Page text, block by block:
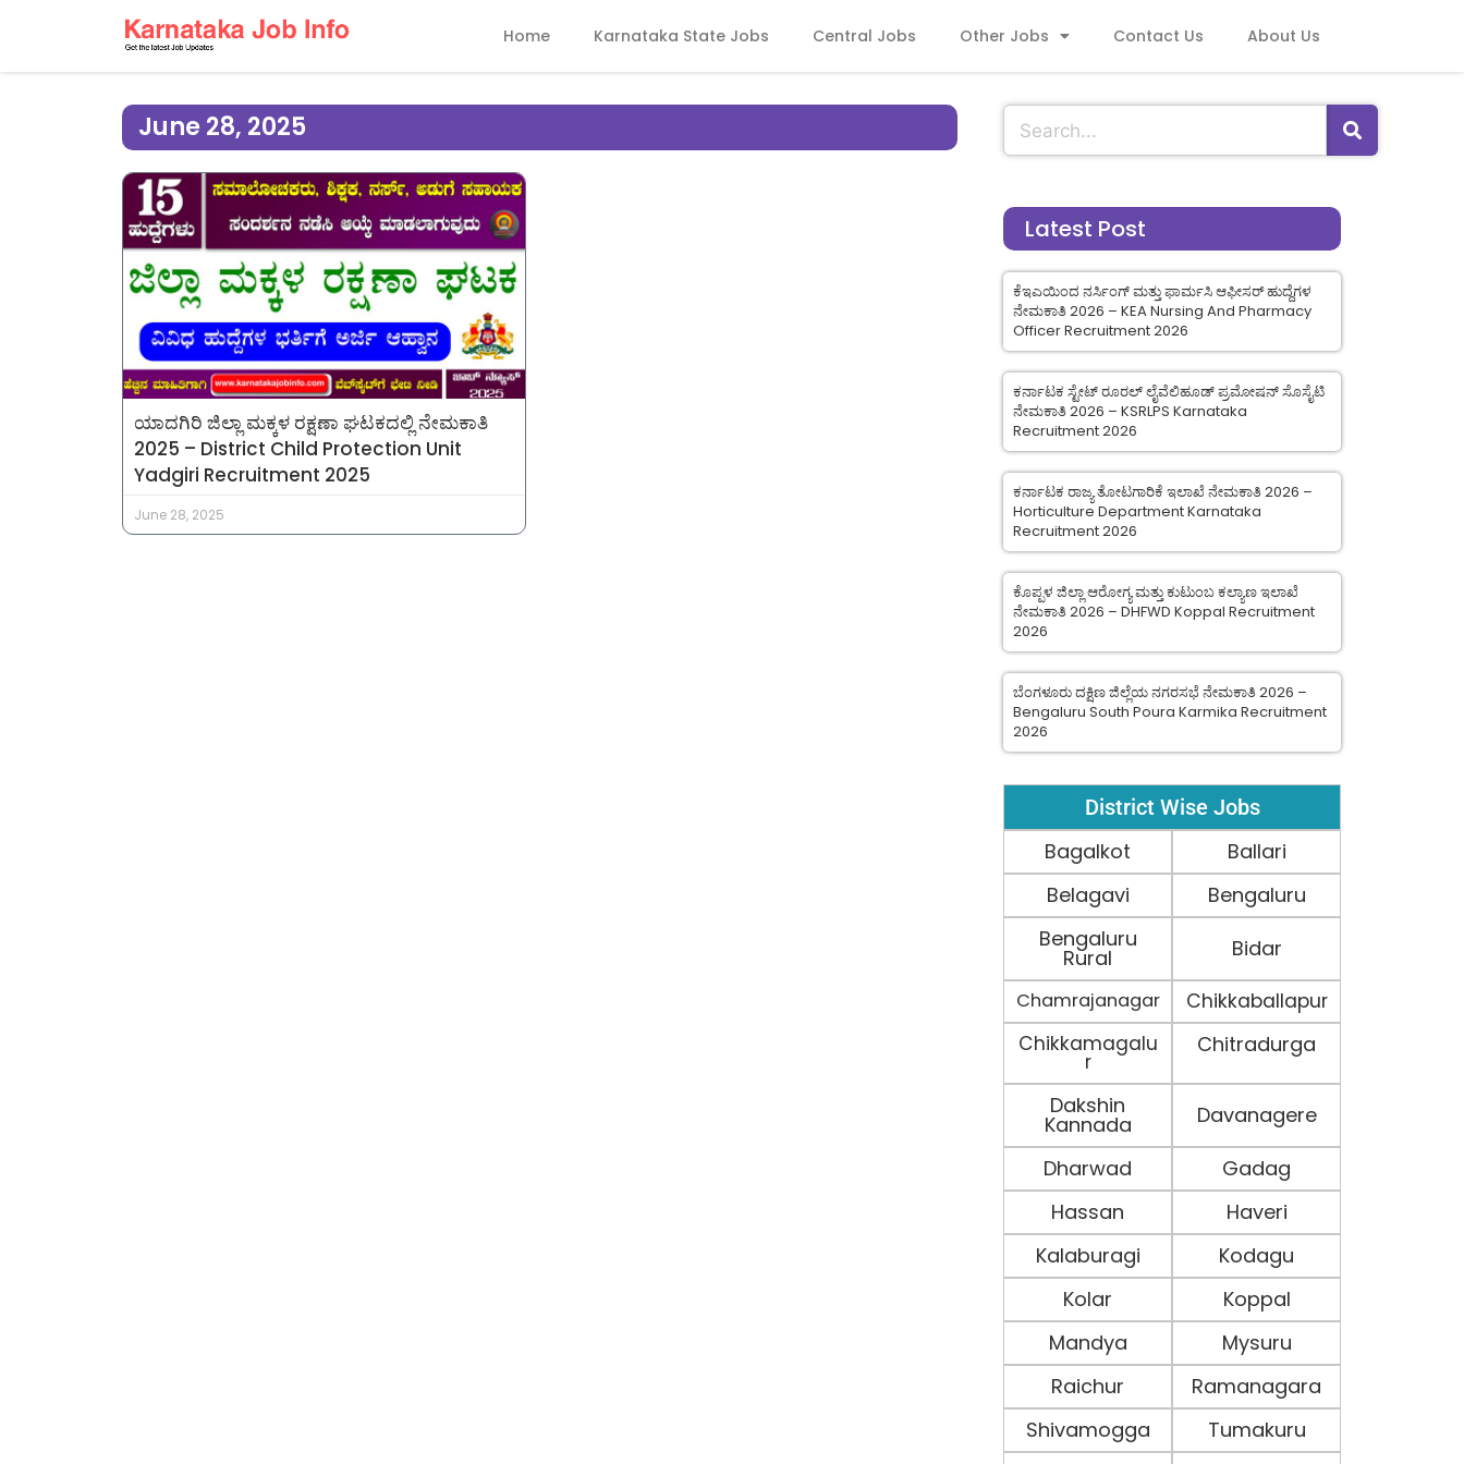
Home Karnataka State Jobs Central Jobs Other Jobs Contact Us About Us
June 28, 2025
ಯಾದಗಿರಿ ಜಿಲ್ಲಾ ಮಕ್ಕಳ ರಕ್ಷಣಾ ಘಟಕದಲ್ಲಿ ನೇಮಕಾತಿ
2025 – District Child Protection Unit
Yadgiri Recruitment 2025
June 28, 2025
Latest Post
ಕೆಇಎಯಿಂದ ನರ್ಸಿಂಗ್ ಮತ್ತು ಫಾರ್ಮಸಿ ಆಫೀಸರ್ ಹುದ್ದೆಗಳ
ನೇಮಕಾತಿ 2026 – KEA Nursing And Pharmacy
Officer Recruitment 2026
ಕರ್ನಾಟಕ ಸ್ಟೇಟ್ ರೂರಲ್ ಲೈವೆಲಿಹೂಡ್ ಪ್ರಮೋಷನ್ ಸೊಸೈಟಿ
ನೇಮಕಾತಿ 2026 – KSRLPS Karnataka
Recruitment 2026
ಕರ್ನಾಟಕ ರಾಜ್ಯ ತೋಟಗಾರಿಕೆ ಇಲಾಖೆ ನೇಮಕಾತಿ 2026 –
Horticulture Department Karnataka
Recruitment 2026
ಕೊಪ್ಪಳ ಜಿಲ್ಲಾ ಆರೋಗ್ಯ ಮತ್ತು ಕುಟುಂಬ ಕಲ್ಯಾಣ ಇಲಾಖೆ
ನೇಮಕಾತಿ 2026 – DHFWD Koppal Recruitment
2026
ಬೆಂಗಳೂರು ದಕ್ಷಿಣ ಜಿಲ್ಲೆಯ ನಗರಸಭೆ ನೇಮಕಾತಿ 2026 –
Bengaluru South Poura Karmika Recruitment
2026
District Wise Jobs
Bagalkot
Ballari
Belagavi
Bengaluru
Bengaluru
Rural Bidar
Chamrajanagar
Chikkaballapur
Chikkamagalu
r
Chitradurga
Dakshin
Kannada
Davanagere
Dharwad
Gadag
Hassan
Haveri
Kalaburagi
Kodagu
Kolar
Koppal
Mandya
Mysuru
Raichur
Ramanagara
Shivamogga
Tumakuru